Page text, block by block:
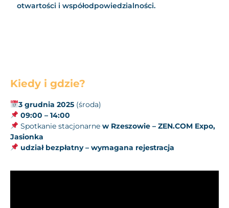
otwartości i współodpowiedzialności.
Kiedy i gdzie?
3 grudnia 2025 (środa)
09:00 – 14:00
Spotkanie stacjonarne w Rzeszowie –ZEN.COM Expo,
Jasionka
udział bezpłatny – wymagana rejestracja